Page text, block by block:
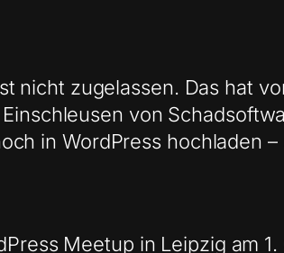
nicht zugelassen. Das hat
von
in WordPress hochladen
Meetup in Leipzig am